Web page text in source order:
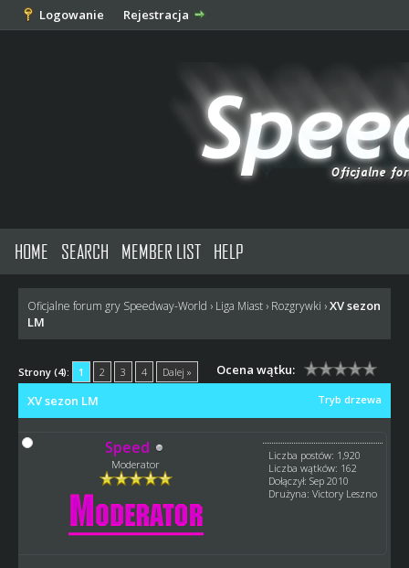
Logowanie Rejestracja
HOME SEARCH MEMBER LIST HELP
Oficjalne forum gry Speedway-World › Liga Miast› Rozgrywki ›XV sezon
LM
Strony (4): 1 2 3 4 Dalej » Ocena wątku:
Tryb drzewa
XV sezon LM
Speed
Moderator
Liczba postów: 1,920
Liczba wątków: 162
Dołączył: Sep 2010
Drużyna: Victory Leszno